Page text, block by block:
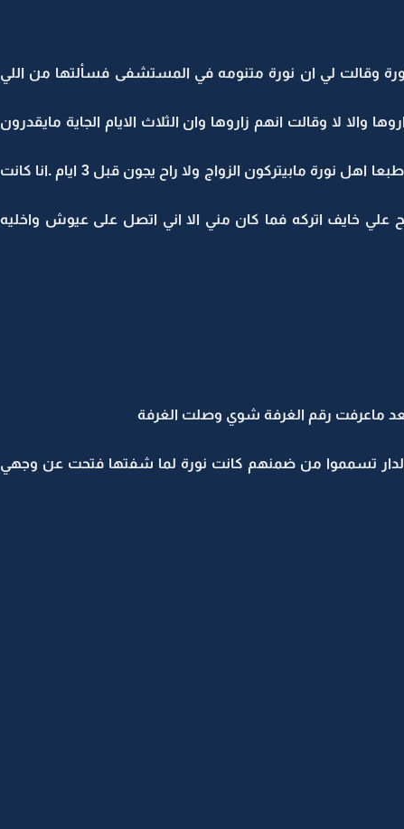
وقالت لي ان نورة متنومه في المستشفى فسألتها من اللي
لا وقالت انهم زاروها وان الثلاث الايام الجاية مايقدرون
يزورونها لانهم بينزلون ديرتنا زواج واحد من اولاد عمي اللي ساكنين ديرتنا .طبعا اهل نورة مابيتركون الزواج ولا راح يجون قبل 3 ايام .انا كانت
خايف اتركه فما كان مني الا اني اتصل على عيوش واخليه
رقم الغرفة شوي وصلت الغرفة
الدار تسمموا من ضمنهم كانت نورة لما شفتها فتحت عن وجهي